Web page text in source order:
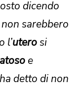
dicendo
sarebbero
l’uterosi
e
detto di non